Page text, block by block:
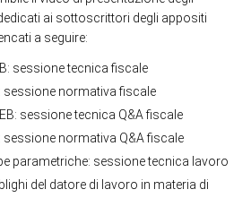
ai sottoscrittori degli appositi
a seguire:
sessione tecnica fiscale
sessione normativa fiscale
sessione tecnica Q&A fiscale
sessione normativa Q&A fiscale
parametriche: sessione tecnica lavoro
del datore di lavoro in materia di